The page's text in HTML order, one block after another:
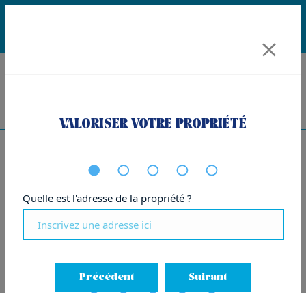
1| 43
VALORISER VOTRE PROPRIÉTÉ
Quelle est l'adresse de la propriété ?
Précédent Suivant